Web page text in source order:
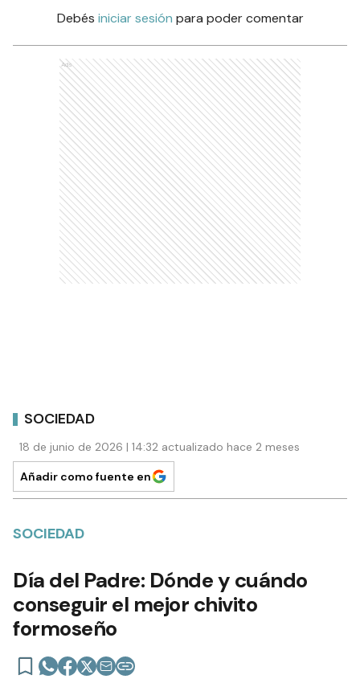
Debés iniciar sesión para poder comentar
Ads
SOCIEDAD
18 de junio de 2026 | 14:32 actualizado hace 2 meses
Añadir como fuente en
SOCIEDAD
Día del Padre: Dónde y cuándo
conseguir el mejor chivito
formoseño